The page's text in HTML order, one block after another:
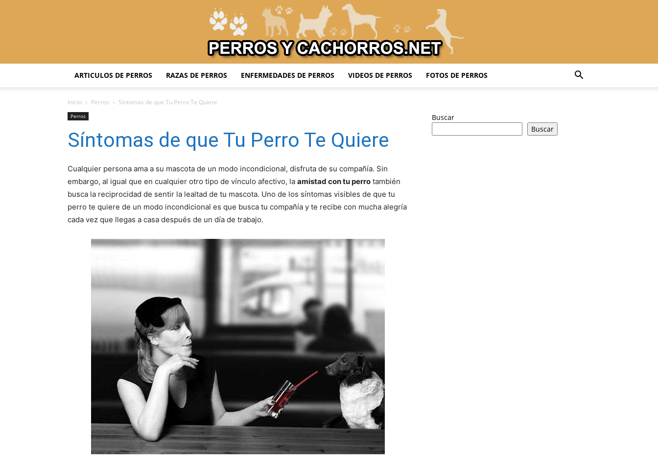
Perros
ARTICULOS DE PERROS RAZAS DE PERROS ENFERMEDADES DE PERROS VIDEOS DE PERROS FOTOS DE PERROS
Inicio Perros Síntomas de que Tu Perro Te Quiere
Perros
Síntomas de que Tu Perro Te Quiere
Cualquier persona ama a su mascota de un modo incondicional, disfruta de su compañía. Sin
embargo, al igual que en cualquier otro tipo de vínculo afectivo, la amistad con tu perro también
busca la reciprocidad de sentir la lealtad de tu mascota. Uno de los síntomas visibles de que tu
perro te quiere de un modo incondicional es que busca tu compañía y te recibe con mucha alegría
cada vez que llegas a casa después de un día de trabajo.
Buscar
Buscar